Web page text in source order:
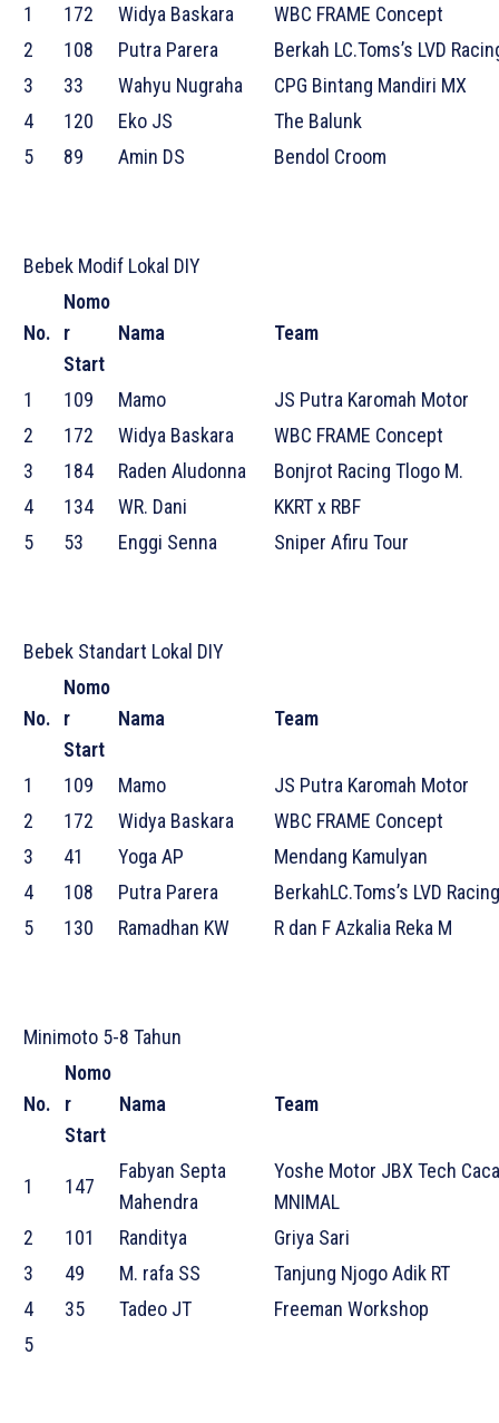
1 172 Widya Baskara
WBC FRAME Concept
2
108 Putra Parera
Berkah LC.Toms’s LVD
3
33 Wahyu Nugraha
CPG Bintang Mandiri MX
4
120 Eko JS
The Balunk
5
89 Amin DS Bendol Croom
Bebek Modif Lokal DIY
No.
Nomo
r
Start
Nama Team
1 109 Mamo
JS Putra Karomah Motor
2
172 Widya Baskara
WBC FRAME Concept
3
184 Raden Aludonna
Bonjrot Racing Tlogo M.
4
134 WR. Dani
KKRT x RBF
5
53 Enggi Senna Sniper Afiru Tour
Bebek Standart Lokal DIY
No.
Nomo
r
Start
Nama Team
1 109 Mamo
JS Putra Karomah Motor
2
172 Widya Baskara
WBC FRAME Concept
3
41 Yoga AP
Mendang Kamulyan
4
108 Putra Parera
BerkahLC.Toms’s LVD Racing
5
130 Ramadhan KW R dan F Azkalia Reka M
Minimoto 5-8 Tahun
No.
Nomo
r
Start
Nama Team
1 147
Fabyan Septa
Mahendra
Yoshe Motor JBX Tech
MNIMAL
2
101 Randitya
Griya Sari
3
49 M. rafa SS
Tanjung Njogo Adik RT
4
35 Tadeo JT
Freeman Workshop
5